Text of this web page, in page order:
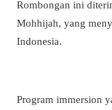
Rombongan ini
Mohhijah, yang
Indonesia.
Program immersion